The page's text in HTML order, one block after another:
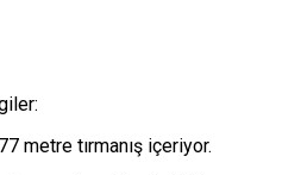
metre tırmanış içeriyor.